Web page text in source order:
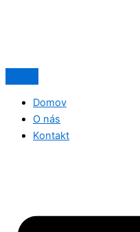
Domov
O nás
Kontakt